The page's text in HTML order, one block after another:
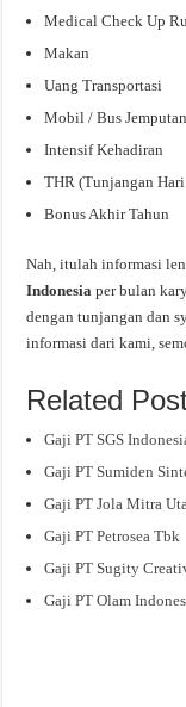
Medical Check Up
Makan
Uang Transportasi
Mobil / Bus
Intensif Kehadiran
THR (Tunjangan
Bonus Akhir Tahun
Nah, itulah informasi
Indonesiaper bulan
dengan tunjangan dan
informasi dari kami,
Related
Gaji PT SGS
Gaji PT Sumiden
Gaji PT Jola Mitra
Gaji PT Petrosea Tbk
Gaji PT Sugity
Gaji PT Olam